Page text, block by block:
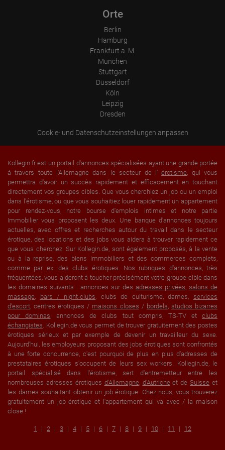
Orte
Berlin
Hamburg
Frankfurt a. M.
München
Stuttgart
Düsseldorf
Köln
Leipzig
Dresden
Cookie- und Datenschutzeinstellungen anpassen
Kollegin.fr est un portail d'annonces spécialisées ayant une grande portée
à travers toute l'Allemagne dans le secteur de l'érotisme , qui vous
permettra d'avoir un succès rapidement et efficacement en touchant
directement vos groupes cibles. Que vous cherchiez un job ou un emploi
dans l'érotisme, ou que vous souhaitiez louer rapidement un appartement
pour rendez-vous, notre bourse d'emplois intimes et notre partie
Immobilier vous proposent les deux. Une banque d'annonces toujours
actuelles, avec offres et recherches autour du travail dans le secteur
érotique, des locations et des jobs vous aidera à trouver rapidement ce
que vous cherchez. Sur Kollegin.de, sont également proposés, à la vente
ou à la reprise, des biens immobiliers et des commerces complets,
comme par ex. des clubs érotiques. Nos rubriques d'annonces, très
fréquentées, vous aideront à toucher précisément votre groupe-cible dans
les domaines suivants : annonces sur des adresses privées salons de
massage
bars / night-clubs , clubs de culturisme, dames, services
d'escort , centres érotiques / maisons closes / bordels studios bizarres
pour dominas , annonces de clubs tout compris, TS-TV etclubs
échangistes . Kollegin.de vous permet de trouver gratuitement des postes
érotiques sérieux et par exemple de devenir un travailleur du sexe.
Aujourd'hui, les employeurs proposant des jobs érotiques sont confrontés
à une forte concurrence, c'est pourquoi de plus en plus d'adresses de
prestataires érotiques s'occupent de leurs sex workers. Kollegin.de, le
portail spécialisé dans l'érotisme, sert d'entremetteur entre les
nombreuses adresses érotiques d'Allemagne, d'Autricheet deSuisse et
les dames souhaitant obtenir un job érotique. Chez nous, vous trouverez
gratuitement un job érotique et l'appartement qui va avec / la maison
close !
1 2 3 4 5 6 7 8 9 10 11 12